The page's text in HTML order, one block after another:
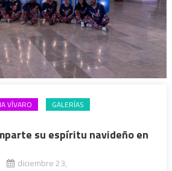
VÍVARO
GALERÍAS
su espíritu navideño en
diciembre 23,